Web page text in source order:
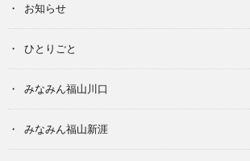
お知らせ
ひとりごと
みなみん福山川口
みなみん福山新涯